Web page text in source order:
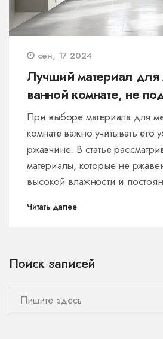
сен, 17 2024
Лучший материал
ванной комнате, не
ржавчине
При выборе материала для
комнате важно учитывать его
ржавчине. В статье
материалы, которые не
высокой влажности и
минусам каждого материала,
Читать далее
Поиск записей